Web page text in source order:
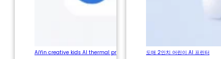
AiYin creative kids AI thermal printer
도매 2인치 어린이 AI 프린터